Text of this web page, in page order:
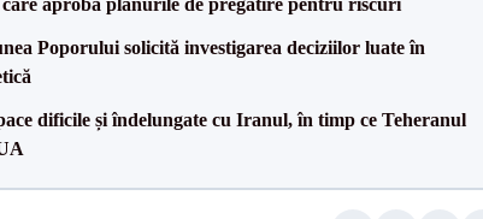
Poporului solicită investigarea deciziilor luate în
dificile și îndelungate cu Iranul, în timp ce Teheranul